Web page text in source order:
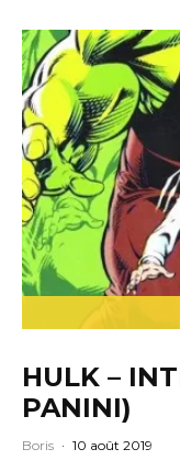
HULK –
PANINI)
Boris · 10 août 2019